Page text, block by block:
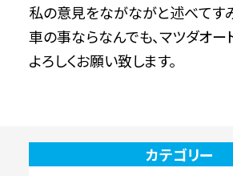
私の意見をながながと述べてす
車の事ならなんでも、マツダオ
よろしくお願い致します。
カテゴリー